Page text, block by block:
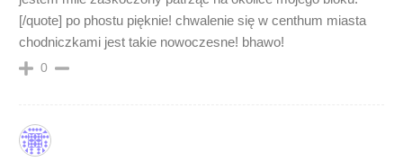
[/quote] po phostu pięknie! chwalenie się w centhum miasta
chodniczkami jest takie nowoczesne! bhawo!
0